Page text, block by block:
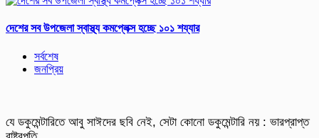
দেশের সব উপজেলা স্বাস্থ্য কমপ্লেক্স হচ্ছে ১০১ শয্যার
সর্বশেষ
জনপ্রিয়
যে ডকুমেন্টারিতে আবু সাঈদের ছবি নেই, সেটা কোনো ডকুমেন্টারি নয় : ভারপ্রাপ্ত